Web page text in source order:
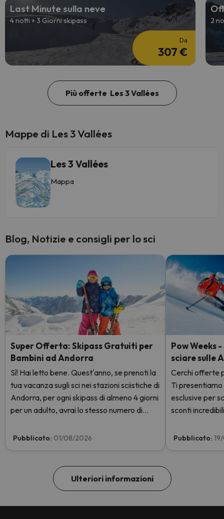
Last Minute sulla neve
4 notti + 3 Giorni skipass
Da
307 €
2
Più offerte Les 3 Vallées
Mappe di Les 3 Vallées
Les 3 Vallées
Mappa
Blog, Notizie e consigli per lo sci
Super Offerta: Skipass Gratuiti per
Bambini ad Andorra
Sì! Hai letto bene. Quest'anno, se prenoti la
tua vacanza sugli sci nei stazioni sciistiche di
Andorra, per ogni skipass di almeno 4 giorni
per un adulto, avrai lo stesso numero di
GRATIS. Entra e scoprilo qui.
Pubblicato: 01/08/2026
Pow Weeks
sciare sulle
Cerchi offerte
Ti
esclusive per
sconti
Pubblicato:
Ulteriori informazioni